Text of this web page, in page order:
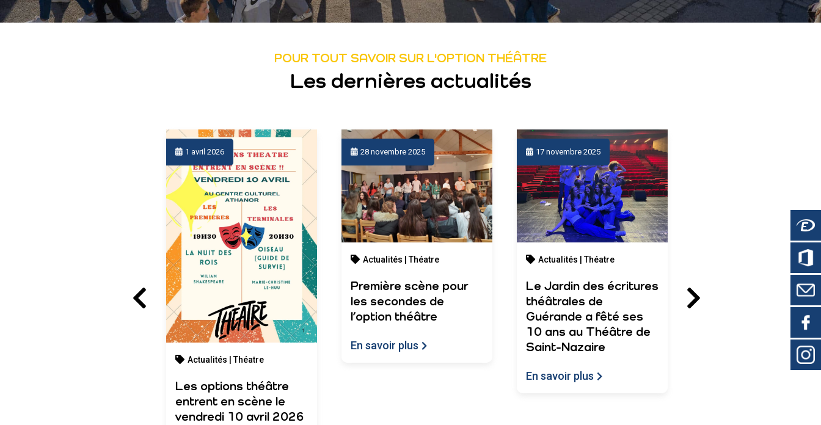
POUR TOUT SAVOIR SUR L'OPTION THÉÂTRE
Les dernières actualités
1 avril 2026
Actualités | Théatre
Les options théâtre
entrent en scène le
vendredi 10 avril 2026
28 novembre 2025
Actualités | Théatre
Première scène pour
les secondes de
l’option théâtre
En savoir plus
17 novembre 2025
Actualités | Théatre
Le Jardin des écritures
théâtrales de
Guérande a fêté ses
10 ans au Théâtre de
Saint-Nazaire
En savoir plus
Le saison théâtrale